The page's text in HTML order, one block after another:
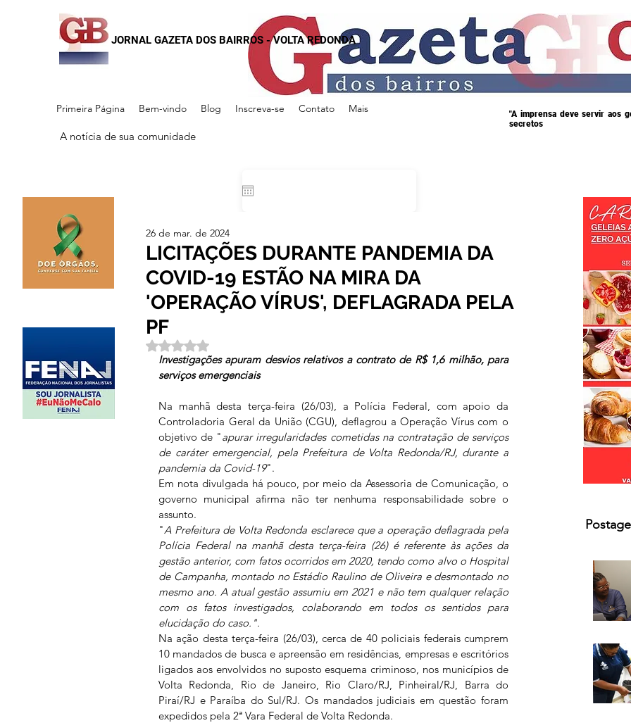
JORNAL GAZETA DOS BAIRROS - VOLTA REDONDA
Primeira Página Bem-vindo Blog Inscreva-se Contato Mais
A notícia de sua comunidade
"A imprensa deve servir aos
secretos
LICITAÇÕES DURANTE PANDEMIA DA
COVID-19 ESTÃO NA MIRA DA
'OPERAÇÃO VÍRUS', DEFLAGRADA PELA
PF
26 de mar. de 2024
Avaliado com NaN de 5 estrelas.
Investigações apuram desvios relativos a contrato de R$ 1,6 milhão, para
serviços emergenciais
Na manhã desta terça-feira (26/03), a Polícia Federal, com apoio da
Controladoria Geral da União (CGU), deflagrou a Operação Vírus com o
objetivo de "apurar irregularidades cometidas na contratação de serviços
de caráter emergencial, pela Prefeitura de Volta Redonda/RJ, durante a
pandemia da Covid-19".
Em nota divulgada há pouco, por meio da Assessoria de Comunicação, o
governo municipal afirma não ter nenhuma responsabilidade sobre o
assunto.
"A Prefeitura de Volta Redonda esclarece que a operação deflagrada pela
Polícia Federal na manhã desta terça-feira (26) é referente às ações da
gestão anterior, com fatos ocorridos em 2020, tendo como alvo o Hospital
de Campanha, montado no Estádio Raulino de Oliveira e desmontado no
mesmo ano. A atual gestão assumiu em 2021 e não tem qualquer relação
com os fatos investigados, colaborando em todos os sentidos para
elucidação do caso.".
Na ação desta terça-feira (26/03), cerca de 40 policiais federais cumprem
10 mandados de busca e apreensão em residências, empresas e escritórios
ligados aos envolvidos no suposto esquema criminoso, nos municípios de
Volta Redonda, Rio de Janeiro, Rio Claro/RJ, Pinheiral/RJ, Barra do
Piraí/RJ e Paraíba do Sul/RJ. Os mandados judiciais em questão foram
expedidos pela 2ª Vara Federal de Volta Redonda.